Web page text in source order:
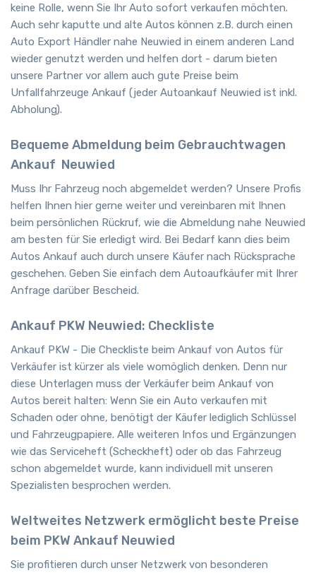
keine Rolle, wenn Sie Ihr Auto sofort verkaufen möchten.
Auch sehr kaputte und alte Autos können z.B. durch einen
Auto Export Händler nahe Neuwied in einem anderen Land
wieder genutzt werden und helfen dort - darum bieten
unsere Partner vor allem auch gute Preise beim
Unfallfahrzeuge Ankauf (jeder Autoankauf Neuwied ist inkl.
Abholung).
Bequeme Abmeldung beim Gebrauchtwagen
Ankauf Neuwied
Muss Ihr Fahrzeug noch abgemeldet werden? Unsere Profis
helfen Ihnen hier gerne weiter und vereinbaren mit Ihnen
beim persönlichen Rückruf, wie die Abmeldung nahe Neuwied
am besten für Sie erledigt wird. Bei Bedarf kann dies beim
Autos Ankauf auch durch unsere Käufer nach Rücksprache
geschehen. Geben Sie einfach dem Autoaufkäufer mit Ihrer
Anfrage darüber Bescheid.
Ankauf PKW Neuwied: Checkliste
Ankauf PKW - Die Checkliste beim Ankauf von Autos für
Verkäufer ist kürzer als viele womöglich denken. Denn nur
diese Unterlagen muss der Verkäufer beim Ankauf von
Autos bereit halten: Wenn Sie ein Auto verkaufen mit
Schaden oder ohne, benötigt der Käufer lediglich Schlüssel
und Fahrzeugpapiere. Alle weiteren Infos und Ergänzungen
wie das Serviceheft (Scheckheft) oder ob das Fahrzeug
schon abgemeldet wurde, kann individuell mit unseren
Spezialisten besprochen werden.
Weltweites Netzwerk ermöglicht beste Preise
beim PKW Ankauf Neuwied
Sie profitieren durch unser Netzwerk von besonderen